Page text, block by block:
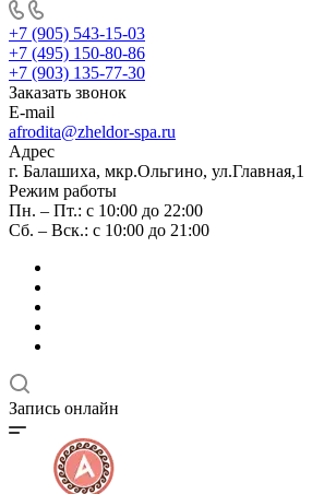
+7 (905) 543-15-03
+7 (495) 150-80-86
+7 (903) 135-77-30
Заказать звонок
E-mail
afrodita@zheldor-spa.ru
Адрес
г. Балашиха, мкр.Ольгино, ул.Главная,1
Режим работы
Пн. – Пт.: с 10:00 до 22:00
Сб. – Вск.: с 10:00 до 21:00
Запись онлайн